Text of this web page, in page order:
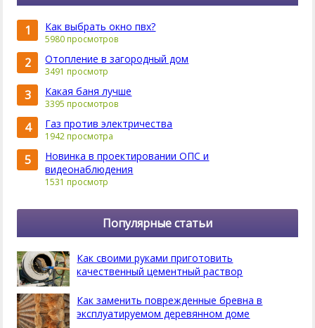
1 Как выбрать окно пвх?
5980 просмотров
2 Отопление в загородный дом
3491 просмотр
3 Какая баня лучше
3395 просмотров
4 Газ против электричества
1942 просмотра
5
Новинка в проектировании ОПС и
видеонаблюдения
1531 просмотр
Популярные статьи
Как своими руками приготовить
качественный цементный раствор
Как заменить поврежденные бревна в
эксплуатируемом деревянном доме